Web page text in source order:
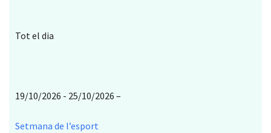
Tot el dia
19/10/2026 - 25/10/2026 –
Setmana de l’esport